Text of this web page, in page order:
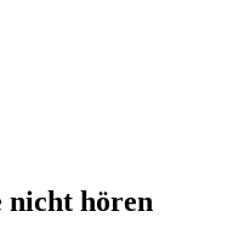
nicht hören